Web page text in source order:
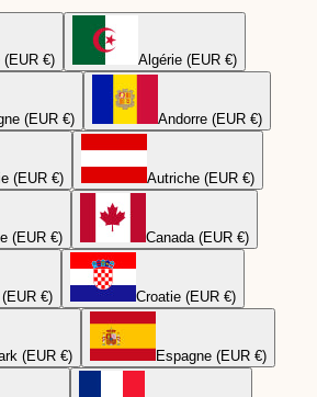
(EUR €) Algérie (EUR €)
(EUR €) Andorre (EUR €)
(EUR €) Autriche (EUR €)
(EUR €) Canada (EUR €)
€) Croatie (EUR €)
(EUR €) Espagne (EUR €)